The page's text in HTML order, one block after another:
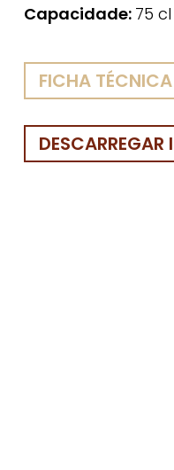
Capacidade: 75 cl
FICHA TÉCNICA
DESCARREGAR